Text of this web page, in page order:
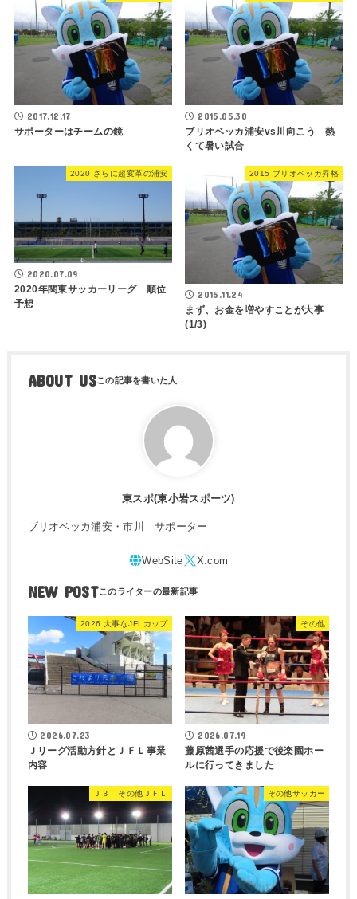
2017.12.17
サポーターはチームの鏡
2015.05.30
ブリオベッカ浦安vs川向こう 熱
くて暑い試合
2020 さらに超変革の浦安
2020.07.09
2020年関東サッカーリーグ 順位
予想
2015 ブリオベッカ昇格
2015.11.24
まず、お金を増やすことが大事
(1/3)
ABOUT US
東スポ(東小岩スポーツ)
ブリオベッカ浦安・市川 サポーター
NEW POST
2026 大事なJFLカップ
2026.07.23
Ｊリーグ活動方針とＪＦＬ事業
内容
その他
2026.07.19
藤原茜選手の応援で後楽園ホー
ルに行ってきました
Ｊ３ その他ＪＦＬ その他サッカー